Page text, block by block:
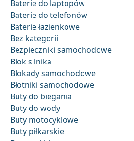
Baterie do laptopów
Baterie do telefonów
Baterie łazienkowe
Bez kategorii
Bezpieczniki samochodowe
Blok silnika
Blokady samochodowe
Błotniki samochodowe
Buty do biegania
Buty do wody
Buty motocyklowe
Buty piłkarskie